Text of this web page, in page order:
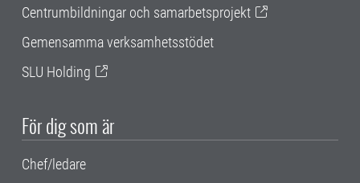
Centrumbildningar och samarbetsprojekt
Gemensamma verksamhetsstödet
SLU Holding
För dig som är
Chef/ledare